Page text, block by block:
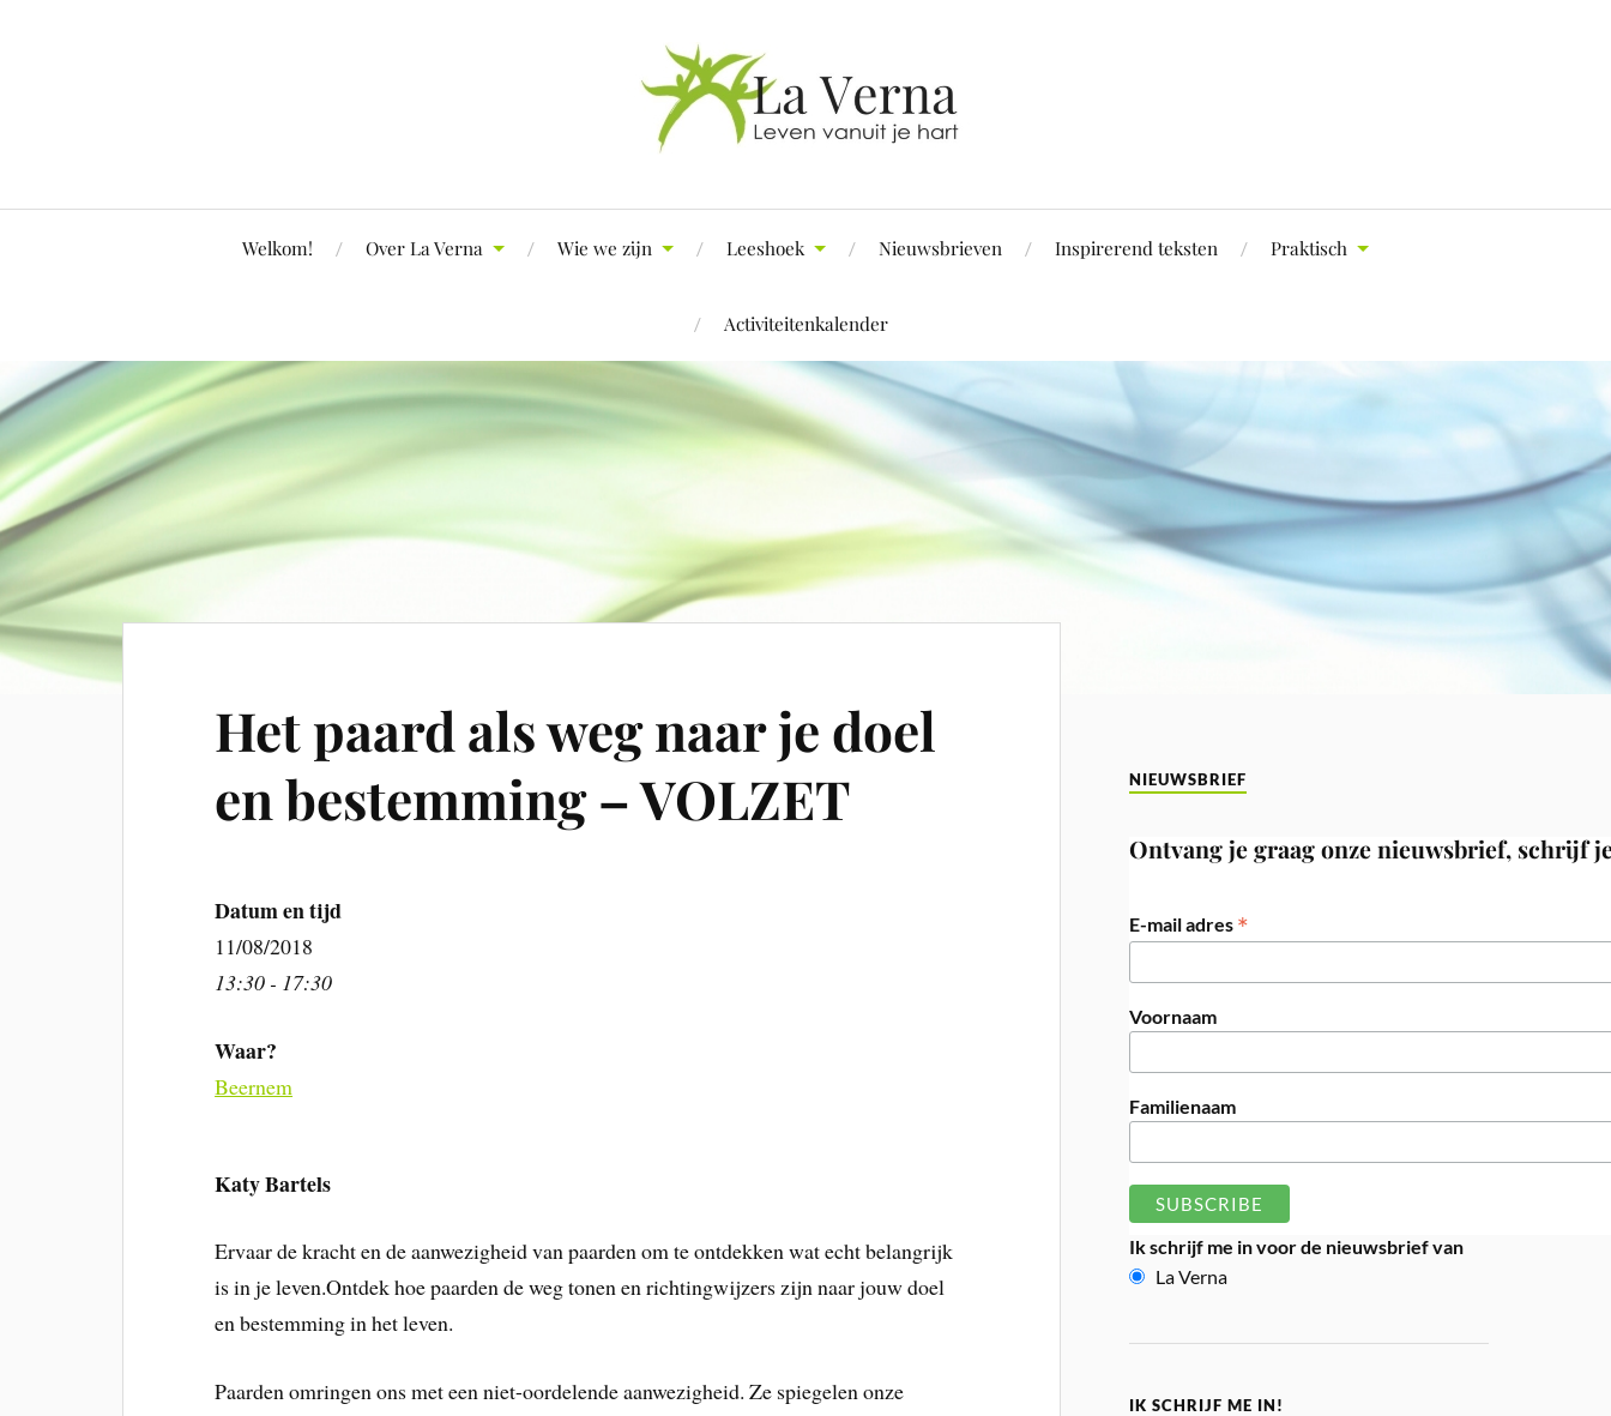
Welkom! Over La Verna Wie we zijn Leeshoek Nieuwsbrieven Inspirerend teksten Praktisch
Activiteitenkalender
Het paard als weg naar je doel
en bestemming – VOLZET
Datum en tijd
11/08/2018
13:30 - 17:30
Waar?
Beernem
Katy Bartels
Ervaar de kracht en de aanwezigheid van paarden om te ontdekken wat echt belangrijk
is in je leven.Ontdek hoe paarden de weg tonen en richtingwijzers zijn naar jouw doel
en bestemming in het leven.
Paarden omringen ons met een niet-oordelende aanwezigheid. Ze spiegelen onze
NIEUWSBRIEF
Ontvang je graag onze nieuwsbrief, schrijf
E-mail adres *
Voornaam
Familienaam
Ik schrijf me in voor de nieuwsbrief van
La Verna
IK SCHRIJF ME IN!